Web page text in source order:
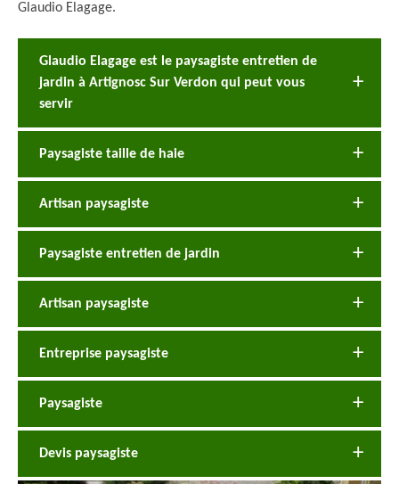
Glaudio Elagage.
Glaudio Elagage est le paysagiste entretien de
jardin à Artignosc Sur Verdon qui peut vous
servir
Paysagiste taille de haie
Artisan paysagiste
Paysagiste entretien de jardin
Artisan paysagiste
Entreprise paysagiste
Paysagiste
Devis paysagiste